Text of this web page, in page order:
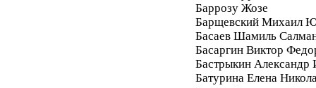
Баррозу Жозе
Барщевский Михаил
Басаев Шамиль
Басаргин Виктор
Бастрыкин Александр
Батурина Елена